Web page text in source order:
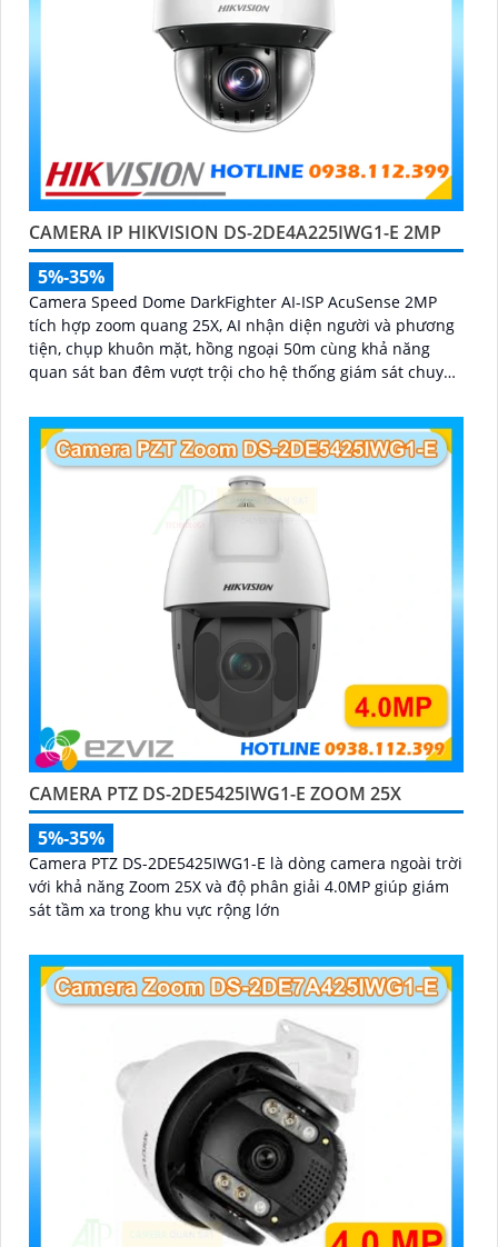
CAMERA IP HIKVISION DS-2DE4A225IWG1-E 2MP
5%-35%
Camera Speed Dome DarkFighter AI-ISP AcuSense 2MP
tích hợp zoom quang 25X, AI nhận diện người và phương
tiện, chụp khuôn mặt, hồng ngoại 50m cùng khả năng
quan sát ban đêm vượt trội cho hệ thống giám sát chuyên
CAMERA PTZ DS-2DE5425IWG1-E ZOOM 25X
5%-35%
Camera PTZ DS-2DE5425IWG1-E là dòng camera ngoài trời
với khả năng Zoom 25X và độ phân giải 4.0MP giúp giám
sát tầm xa trong khu vực rộng lớn